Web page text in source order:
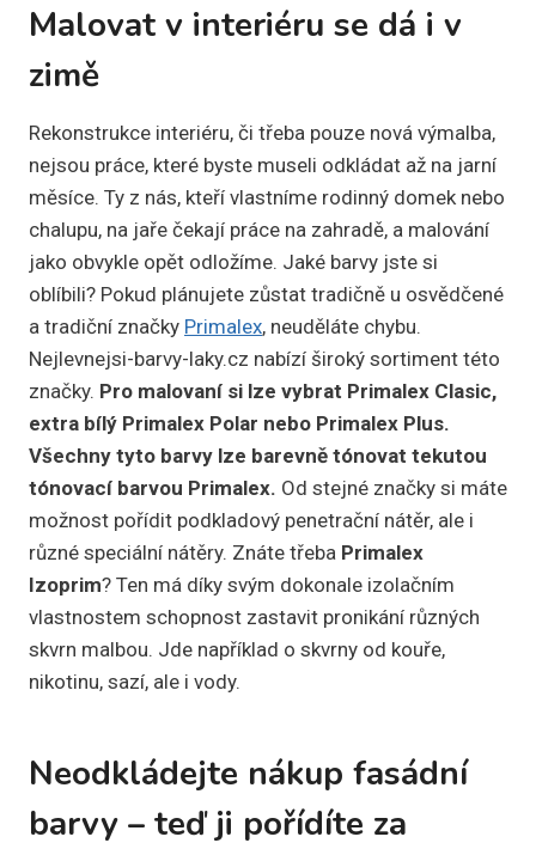
Malovat v interiéru se dá i v
zimě
Rekonstrukce interiéru, či třeba pouze nová výmalba,
nejsou práce, které byste museli odkládat až na jarní
měsíce. Ty z nás, kteří vlastníme rodinný domek nebo
chalupu, na jaře čekají práce na zahradě, a malování
jako obvykle opět odložíme. Jaké barvy jste si
oblíbili? Pokud plánujete zůstat tradičně u osvědčené
a tradiční značky Primalex, neuděláte chybu.
Nejlevnejsi-barvy-laky.cz nabízí široký sortiment této
značky. Pro malovaní si lze vybrat Primalex Clasic,
extra bílý Primalex Polar nebo Primalex Plus.
Všechny tyto barvy lze barevně tónovat tekutou
tónovací barvou Primalex. Od stejné značky si máte
možnost pořídit podkladový penetrační nátěr, ale i
různé speciální nátěry. Znáte třeba Primalex
Izoprim? Ten má díky svým dokonale izolačním
vlastnostem schopnost zastavit pronikání různých
skvrn malbou. Jde například o skvrny od kouře,
nikotinu, sazí, ale i vody.
Neodkládejte nákup fasádní
barvy – teď ji pořídíte za